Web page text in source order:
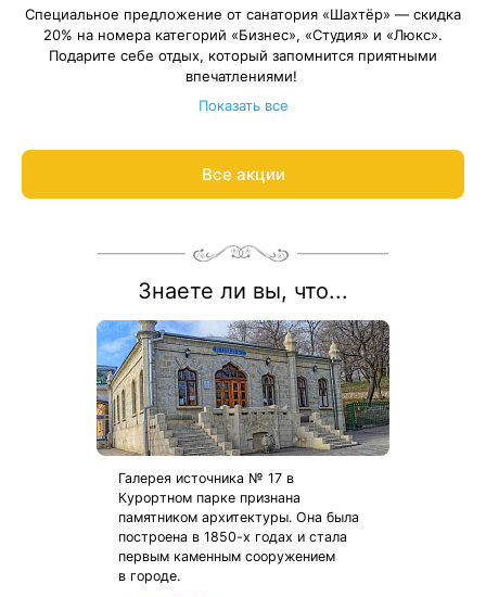
Специальное предложение от санатория «Шахтёр» — скидка
20% на номера категорий «Бизнес», «Студия» и «Люкс».
Подарите себе отдых, который запомнится приятными
впечатлениями!
Длительность путёвки — от 12 суток. Весь период
проживания должен пройти в период: 11 июня – 31 августа
акции:8 800 700-15-77
Показать все
Все акции
Знаете ли вы, что...
Галерея источника № 17 в
Курортном парке признана
памятником архитектуры. Она была
построена в 1850-х годах и стала
первым каменным сооружением
в городе.